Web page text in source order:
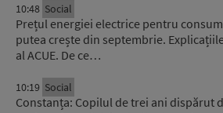
10:48 Social
Prețul energiei electrice pentru
putea crește din septembrie.
al ACUE. De ce…
10:19 Social
Constanța: Copilul de trei ani dispărut